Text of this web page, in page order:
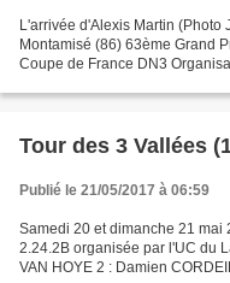
L'arrivée d'Alexis Martin
Montamisé (86) 63ème Grand
Coupe de France DN3
Publié le 21/05/2017 à 06:59
Samedi 20 et dimanche 21 mai
2.24.2B organisée par l'UC du
VAN HOYE 2 : Damien